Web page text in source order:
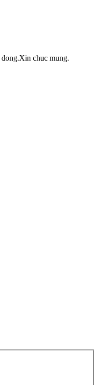
chuc mung.